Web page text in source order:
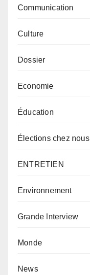
Communication
Culture
Dossier
Economie
Éducation
Élections chez nous
ENTRETIEN
Environnement
Grande Interview
Monde
News